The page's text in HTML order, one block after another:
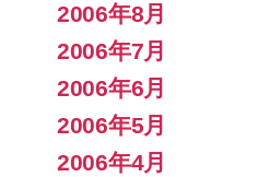
2006年8月
2006年7月
2006年6月
2006年5月
2006年4月